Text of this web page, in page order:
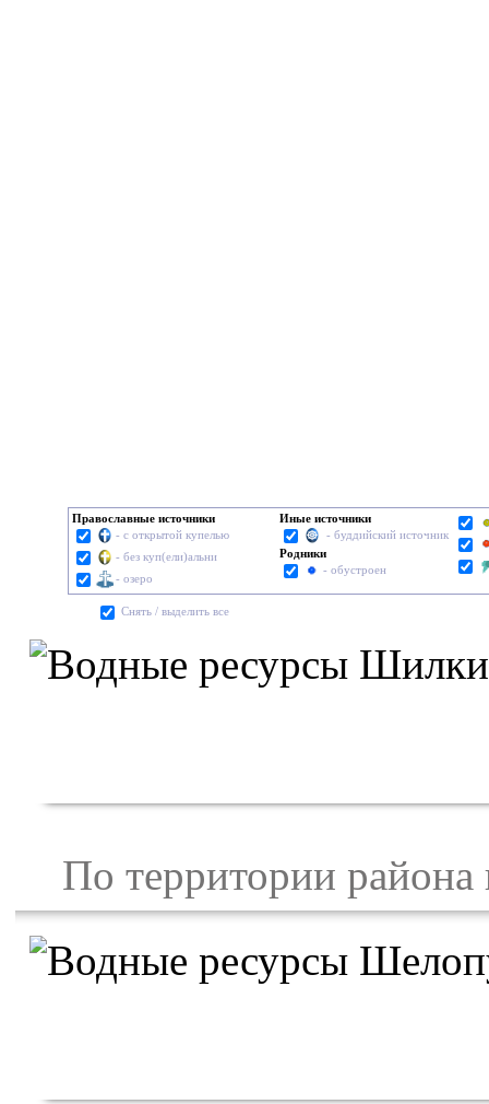
Православные источники
- с открытой купелью
- без куп(ели)альни
- озеро
Иные источники
- буддийский источник
Родники
- обустроен
Cнять / выделить все
По территории